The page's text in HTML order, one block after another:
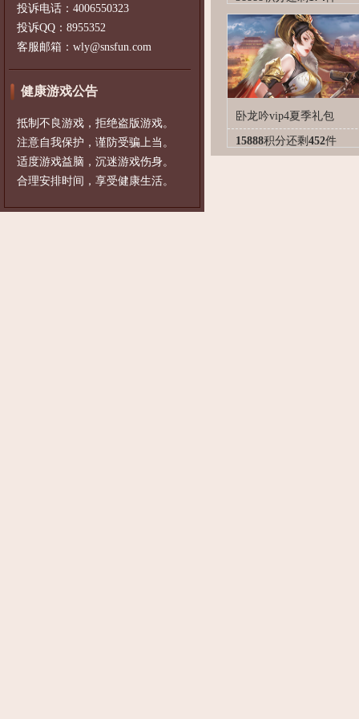
投诉电话：4006550323
投诉QQ：8955352
客服邮箱：wly@snsfun.com
健康游戏公告
抵制不良游戏，拒绝盗版游戏。
注意自我保护，谨防受骗上当。
适度游戏益脑，沉迷游戏伤身。
合理安排时间，享受健康生活。
卧龙吟vip4夏季礼包
15888积分还剩 452件